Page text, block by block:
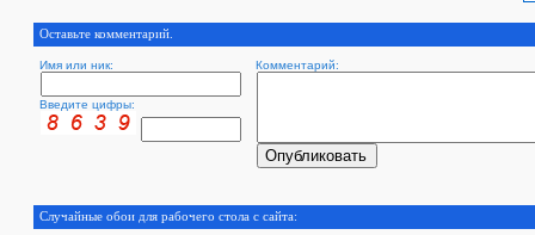
Оставьте комментарий.
Имя или ник: Комментарий:
Введите цифры:
Случайные обои для рабочего стола с сайта: